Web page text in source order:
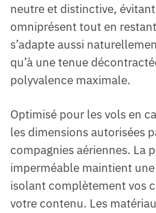
neutre et distinctive,
omniprésent tout en
s’adapte aussi
qu’à une tenue
polyvalence maximale.
Optimisé pour les vols en
les dimensions autorisées
compagnies aériennes. La
imperméable maintient
isolant complètement vos
votre contenu. Les